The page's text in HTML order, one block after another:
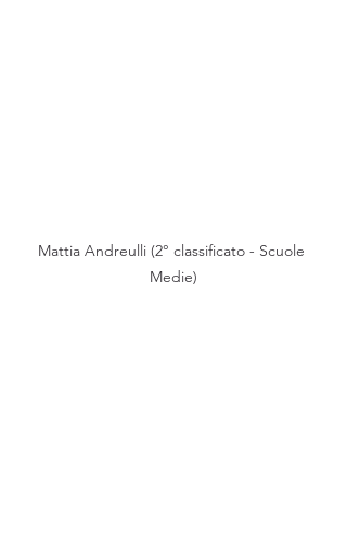
Mattia Andreulli (2° classificato - Scuole
Medie)